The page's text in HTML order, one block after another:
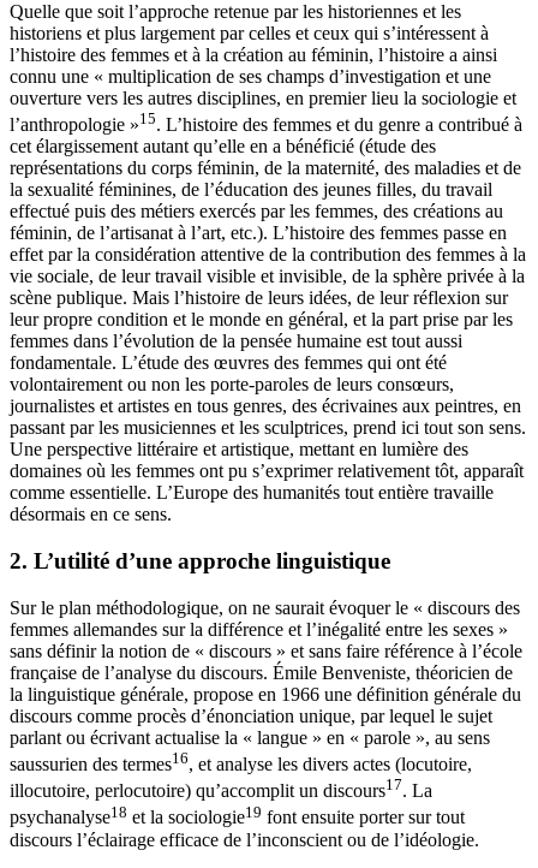
Quelle que soit l’approche retenue par les historiennes et les
historiens et plus largement par celles et ceux qui s’intéressent à
l’histoire des femmes et à la création au féminin, l’histoire a ainsi
connu une « multiplication de ses champs d’investigation et une
ouverture vers les autres disciplines, en premier lieu la sociologie et
l’anthropologie »15. L’histoire des femmes et du genre a contribué à
cet élargissement autant qu’elle en a bénéficié (étude des
représentations du corps féminin, de la maternité, des maladies et de
la sexualité féminines, de l’éducation des jeunes filles, du travail
effectué puis des métiers exercés par les femmes, des créations au
féminin, de l’artisanat à l’art, etc.). L’histoire des femmes passe en
effet par la considération attentive de la contribution des femmes à la
vie sociale, de leur travail visible et invisible, de la sphère privée à la
scène publique. Mais l’histoire de leurs idées, de leur réflexion sur
leur propre condition et le monde en général, et la part prise par les
femmes dans l’évolution de la pensée humaine est tout aussi
fondamentale. L’étude des œuvres des femmes qui ont été
volontairement ou non les porte-paroles de leurs consœurs,
journalistes et artistes en tous genres, des écrivaines aux peintres, en
passant par les musiciennes et les sculptrices, prend ici tout son sens.
Une perspective littéraire et artistique, mettant en lumière des
domaines où les femmes ont pu s’exprimer relativement tôt, apparaît
comme essentielle. L’Europe des humanités tout entière travaille
désormais en ce sens.
2. L’utilité d’une approche linguistique
Sur le plan méthodologique, on ne saurait évoquer le « discours des
femmes allemandes sur la différence et l’inégalité entre les sexes »
sans définir la notion de « discours » et sans faire référence à l’école
française de l’analyse du discours. Émile Benveniste, théoricien de
la linguistique générale, propose en 1966 une définition générale du
discours comme procès d’énonciation unique, par lequel le sujet
parlant ou écrivant actualise la « langue » en « parole », au sens
saussurien des termes16, et analyse les divers actes (locutoire,
illocutoire, perlocutoire) qu’accomplit un discours17. La
psychanalyse18 et la sociologie19 font ensuite porter sur tout
discours l’éclairage efficace de l’inconscient ou de l’idéologie.